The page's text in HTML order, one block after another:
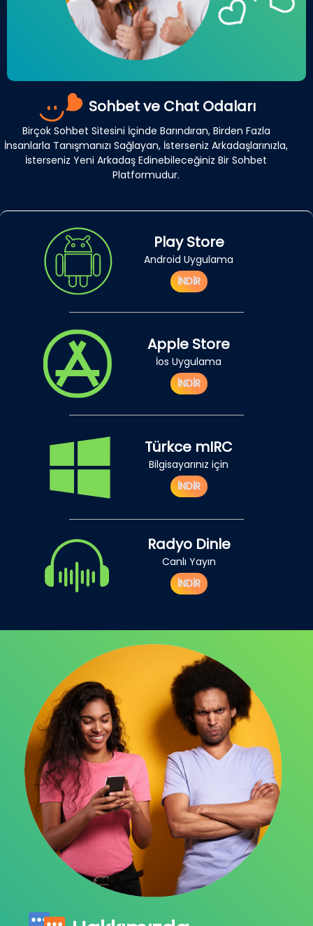
Sohbet ve Chat Odaları
Birçok Sohbet Sitesini İçinde Barındıran, Birden Fazla
İnsanlarla Tanışmanızı Sağlayan, İsterseniz Arkadaşlarınızla,
İsterseniz Yeni Arkadaş Edinebileceğiniz Bir Sohbet
Platformudur.
Play Store
Android Uygulama
İNDİR
Apple Store
İos Uygulama
İNDİR
Türkce mIRC
Bilgisayarınız için
İNDİR
Radyo Dinle
Canlı Yayın
İNDİR